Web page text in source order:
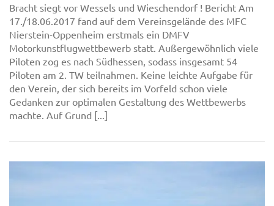
Bracht siegt vor Wessels und Wieschendorf ! Bericht Am
17./18.06.2017 fand auf dem Vereinsgelände des MFC
Nierstein-Oppenheim erstmals ein DMFV
Motorkunstflugwettbewerb statt. Außergewöhnlich viele
Piloten zog es nach Südhessen, sodass insgesamt 54
Piloten am 2. TW teilnahmen. Keine leichte Aufgabe für
den Verein, der sich bereits im Vorfeld schon viele
Gedanken zur optimalen Gestaltung des Wettbewerbs
machte. Auf Grund [...]